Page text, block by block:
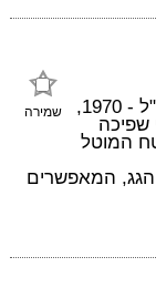
שמירה
על פי הל"ת - הוראות למתקני תברואה תש"ל - 1970,
ע"י שפיכה
המוטל
הגג, המאפשרים